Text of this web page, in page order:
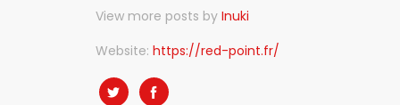
View more posts by Inuki
Website: https://red-point.fr/